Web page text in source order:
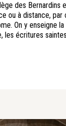
des Bernardins
ou à distance, par
On y enseigne
les écritures